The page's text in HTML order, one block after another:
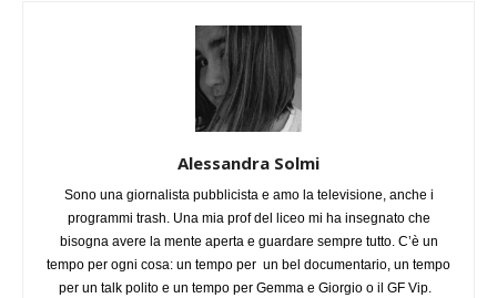
Alessandra Solmi
Sono una giornalista pubblicista e amo la televisione, anche i
programmi trash. Una mia prof del liceo mi ha insegnato che
bisogna avere la mente aperta e guardare sempre tutto. C’è un
tempo per ogni cosa: un tempo per un bel documentario, un tempo
per un talk polito e un tempo per Gemma e Giorgio o il GF Vip.